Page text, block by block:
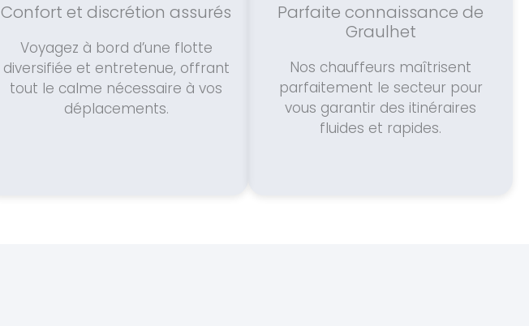
Confort et discrétion assurés
Voyagez à bord d’une flotte
diversifiée et entretenue, offrant
tout le calme nécessaire à vos
déplacements.
Parfaite connaissance de
Graulhet
Nos chauffeurs maîtrisent
parfaitement le secteur pour
vous garantir des itinéraires
fluides et rapides.